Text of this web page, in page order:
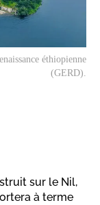
éthiopienne
(GERD).
sur le Nil,
à terme